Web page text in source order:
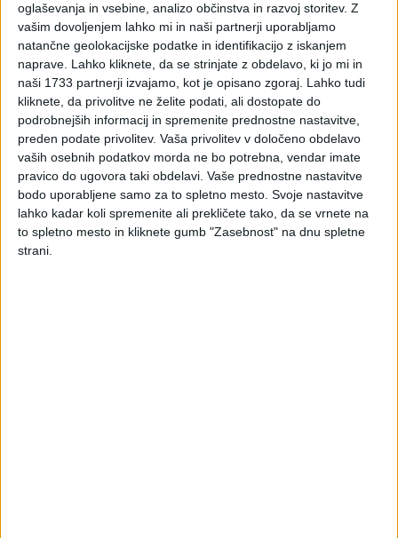
oglaševanja in vsebine, analizo občinstva in razvoj storitev. Z
vašim dovoljenjem lahko mi in naši partnerji uporabljamo
natančne geolokacijske podatke in identifikacijo z iskanjem
naprave. Lahko kliknete, da se strinjate z obdelavo, ki jo mi in
naši 1733 partnerji izvajamo, kot je opisano zgoraj. Lahko tudi
kliknete, da privolitve ne želite podati, ali dostopate do
podrobnejših informacij in spremenite prednostne nastavitve,
preden podate privolitev. Vaša privolitev v določeno obdelavo
vaših osebnih podatkov morda ne bo potrebna, vendar imate
pravico do ugovora taki obdelavi. Vaše prednostne nastavitve
bodo uporabljene samo za to spletno mesto. Svoje nastavitve
lahko kadar koli spremenite ali prekličete tako, da se vrnete na
to spletno mesto in kliknete gumb "Zasebnost" na dnu spletne
strani.
5. avgust 2026 ob 15:57
Okvirni načrt
normativne dejavnosti
za leto 2026
Predpisi in podzakonski akti.
Okvirni načrt normativne dejavnosti za leto 2026
Predpisi iz pristojnosti Državnega zbora Okvirni ...
4. avgust 2026 ob 17:38
Skupine za DDV v